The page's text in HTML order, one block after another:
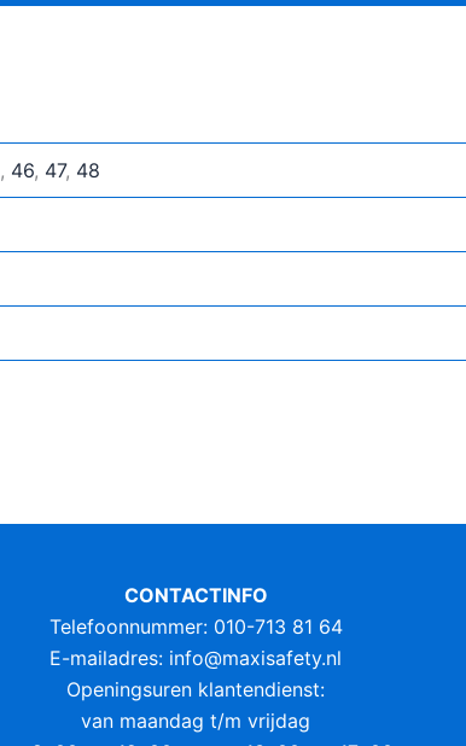
, 46, 47, 48
CONTACTINFO
Telefoonnummer: 010-713 81 64
E-mailadres: info@maxisafety.nl
Openingsuren klantendienst:
van maandag t/m vrijdag